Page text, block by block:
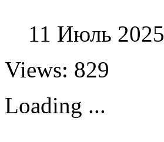
11 Июль 2025
Views: 829
Loading ...